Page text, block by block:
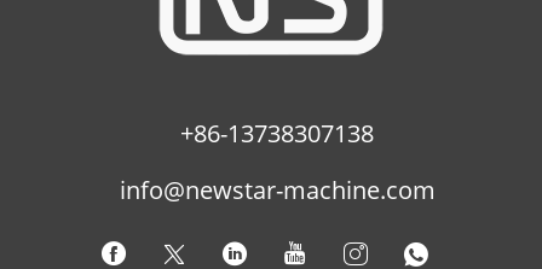
+86-13738307138
info@newstar-machine.com